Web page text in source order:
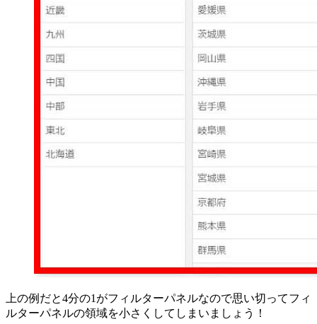
上の例だと4分の1がフィルターパネルなので思い切ってフィ
ルターパネルの領域を小さくしてしまいましょう！